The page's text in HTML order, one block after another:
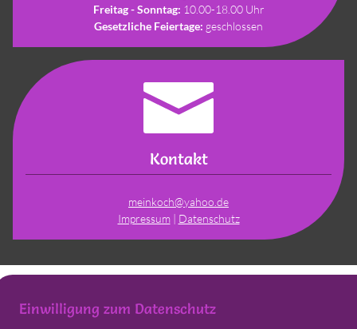
Freitag - Sonntag: 10.00-18.00 Uhr
Gesetzliche Feiertage: geschlossen
Kontakt
meinkoch@yahoo.de
Impressum| Datenschutz
Einwilligung zum Datenschutz